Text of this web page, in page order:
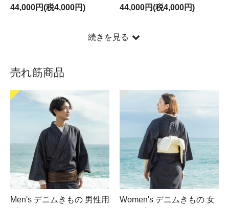
44,000円(税4,000円)
44,000円(税4,000円)
続きを見る
売れ筋商品
Men's デニムきもの 男性用
Women's デニムきもの 女